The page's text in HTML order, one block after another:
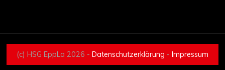
(c) HSG EppLa 2026 - Datenschutzerklärung - Impressum